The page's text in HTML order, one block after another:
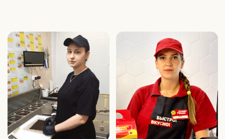
Политика конфиденциальности
основной сайт